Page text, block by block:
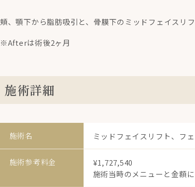
頬、顎下から脂肪吸引と、骨膜下のミッドフェイスリ
※Afterは術後2ヶ月
施術詳細
施術名 ミッドフェイスリフト、フ
施術参考料金
¥1,727,540
施術当時のメニューと金額に